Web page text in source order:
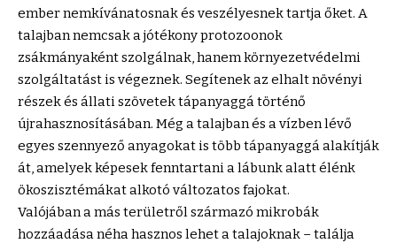
ember nemkívánatosnak és veszélyesnek tartja őket. A
talajban nemcsak a jótékony protozoonok
zsákmányaként szolgálnak, hanem környezetvédelmi
szolgáltatást is végeznek. Segítenek az elhalt növényi
részek és állati szövetek tápanyaggá történő
újrahasznosításában. Még a talajban és a vízben lévő
egyes szennyező anyagokat is több tápanyaggá alakítják
át, amelyek képesek fenntartani a lábunk alatt élénk
ökoszisztémákat alkotó változatos fajokat.
Valójában a más területről származó mikrobák
hozzáadása néha hasznos lehet a talajoknak – találja